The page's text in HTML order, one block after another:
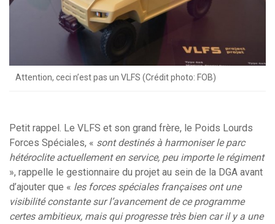
Attention, ceci n’est pas un VLFS (Crédit photo: FOB)
Petit rappel. Le VLFS et son grand frère, le Poids Lourds
Forces Spéciales, « sont destinés à harmoniser le parc
hétéroclite actuellement en service, peu importe le régiment
», rappelle le gestionnaire du projet au sein de la DGA avant
d’ajouter que « les forces spéciales françaises ont une
visibilité constante sur l’avancement de ce programme
certes ambitieux, mais qui progresse très bien car il y a une